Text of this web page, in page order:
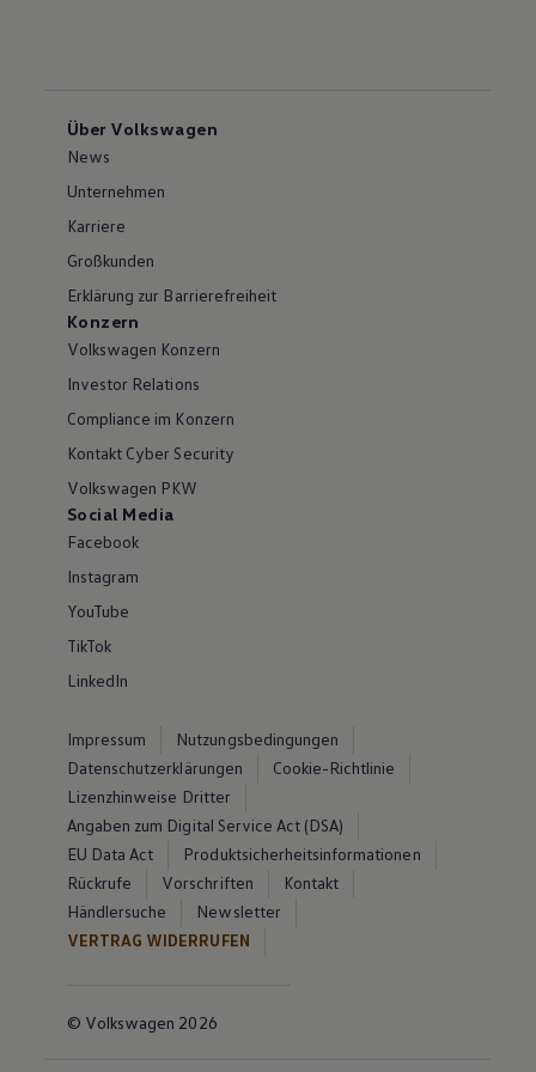
Über Volkswagen
News
Unternehmen
Karriere
Großkunden
Erklärung zur Barrierefreiheit
Konzern
Volkswagen Konzern
Investor Relations
Compliance im Konzern
Kontakt Cyber Security
Volkswagen PKW
Social Media
Facebook
Instagram
YouTube
TikTok
LinkedIn
Impressum
Nutzungsbedingungen
Datenschutzerklärungen
Cookie-Richtlinie
Lizenzhinweise Dritter
Angaben zum Digital Service Act (DSA)
EU Data Act
Produktsicherheitsinformationen
Rückrufe
Vorschriften
Kontakt
Händlersuche
Newsletter
VERTRAG WIDERRUFEN
© Volkswagen 2026